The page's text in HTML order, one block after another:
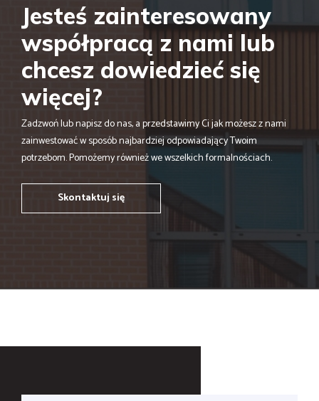
Jesteś zainteresowany
współpracą z nami lub
chcesz dowiedzieć się
więcej?
Zadzwoń lub napisz do nas, a przedstawimy Ci jak możesz z nami
zainwestować w sposób najbardziej odpowiadający Twoim
potrzebom. Pomożemy również we wszelkich formalnościach.
Skontaktuj się